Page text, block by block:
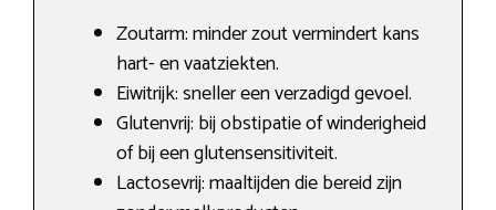
Zoutarm: minder zout vermindert kans
hart- en vaatziekten.
Eiwitrijk: sneller een verzadigd gevoel.
Glutenvrij: bij obstipatie of winderigheid
of bij een glutensensitiviteit.
Lactosevrij: maaltijden die bereid zijn